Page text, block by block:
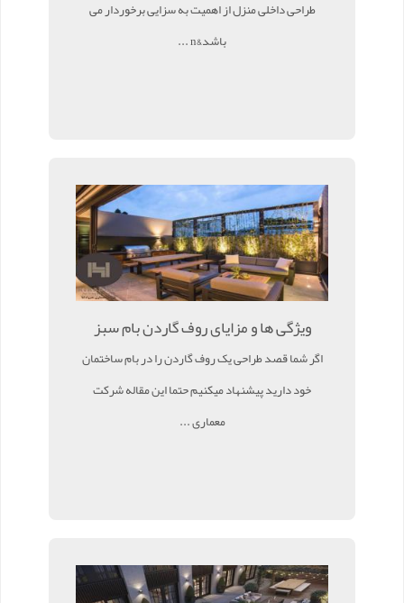
طراحی داخلی منزل از اهمیت به سزایی برخوردار می
باشد&n ...
ویژگی ها و مزایای روف گاردن بام سبز
اگر شما قصد طراحی یک روف گاردن را در بام ساختمان
خود دارید پیشنهاد میکنیم حتما این مقاله شرکت
معماری ...